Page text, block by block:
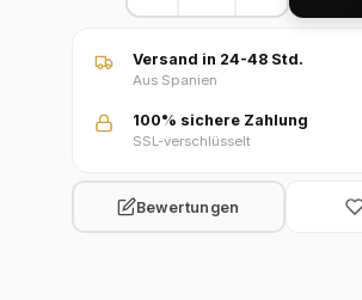
Versand in 24-48 Std.
Aus Spanien
100% sichere Zahlung
SSL-verschlüsselt
Bewertungen